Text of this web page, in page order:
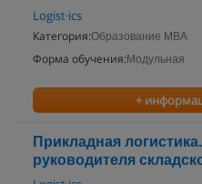
Logist·ics
Категория:Образование MBA
Форма обучения: Модульная
+
Прикладная
руководителя